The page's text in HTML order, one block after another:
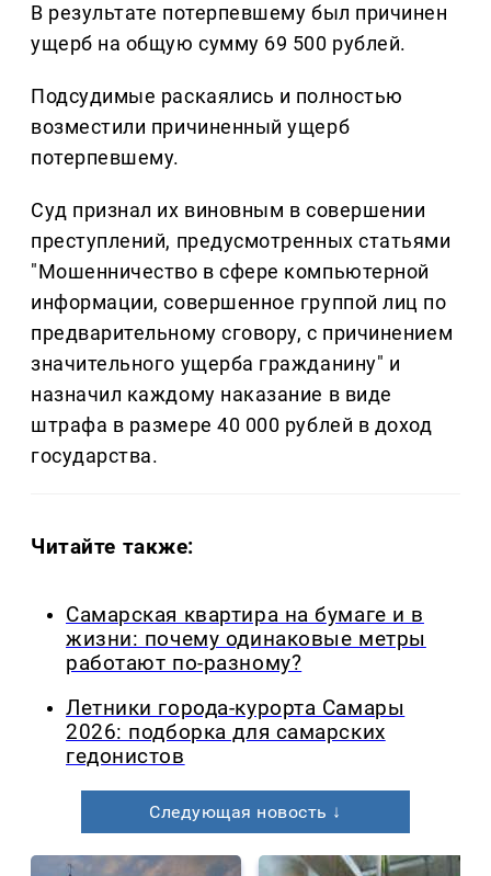
В результате потерпевшему был причинен
ущерб на общую сумму 69 500 рублей.
Подсудимые раскаялись и полностью
возместили причиненный ущерб
потерпевшему.
Суд признал их виновным в совершении
преступлений, предусмотренных статьями
"Мошенничество в сфере компьютерной
информации, совершенное группой лиц по
предварительному сговору, с причинением
значительного ущерба гражданину" и
назначил каждому наказание в виде
штрафа в размере 40 000 рублей в доход
государства.
Читайте также:
Самарская квартира на бумаге и в
жизни: почему одинаковые метры
работают по-разному?
Летники города-курорта Самары
2026: подборка для самарских
гедонистов
Следующая новость ↓